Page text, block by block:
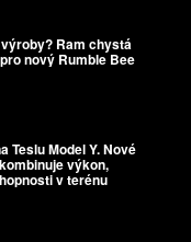
Ram chystá
nový Rumble Bee
Teslu Model Y. Nové
výkon,
v terénu